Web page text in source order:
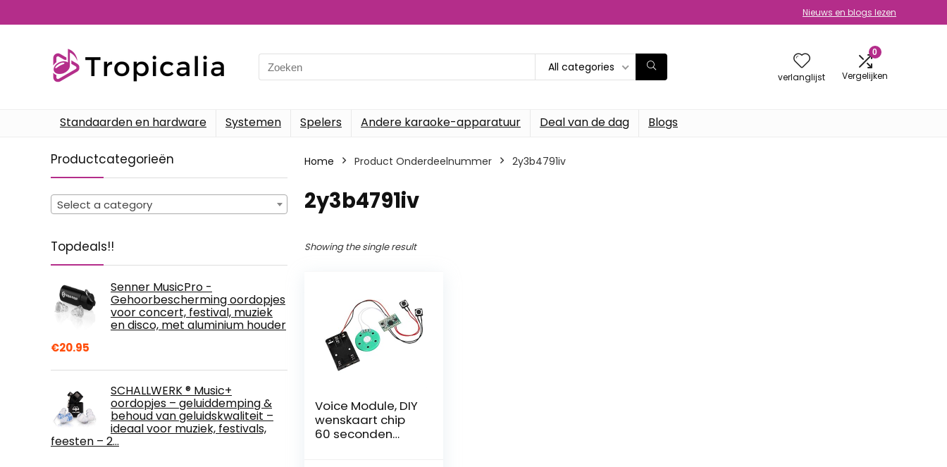
Nieuws en blogs lezen
Search
for:
All categories
verlanglijst
0
Vergelijken
Standaarden en hardware Systemen Spelers Andere karaoke-apparatuur Deal van de dag Blogs
Productcategorieën
Select a category
Topdeals!!
Senner MusicPro -
Gehoorbescherming oordopjes
voor concert, festival, muziek
en disco, met aluminium houder
€20.95
SCHALLWERK ® Music+
oordopjes – geluiddemping &
behoud van geluidskwaliteit –
ideaal voor muziek, festivals,
feesten – 2…
Home Product Onderdeelnummer ‎2y3b4791iv
‎2y3b4791iv
Showing the single result
Voice Module, DIY
wenskaart chip
60 seconden